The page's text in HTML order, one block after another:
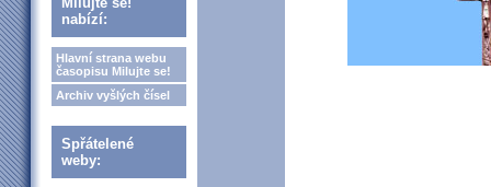
nabízí:
Hlavní strana webu
časopisu Milujte se!
Archiv vyšlých čísel
Spřátelené
weby: